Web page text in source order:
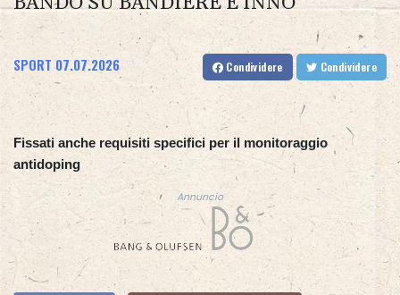
SPORT 07.07.2026 Condividere Condividere
Fissati anche requisiti specifici per il monitoraggio
antidoping
Annuncio